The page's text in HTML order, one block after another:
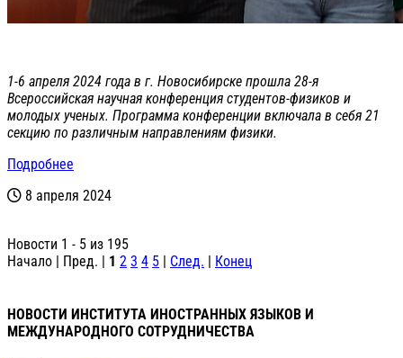
1-6 апреля 2024 года в г. Новосибирске прошла 28-я
Всероссийская научная конференция студентов-физиков и
молодых ученых. Программа конференции включала в себя 21
секцию по различным направлениям физики.
Подробнее
8 апреля 2024
Новости 1 - 5 из 195
Начало | Пред. | 1 2 3 4 5 | След. | Конец
НОВОСТИ ИНСТИТУТА ИНОСТРАННЫХ ЯЗЫКОВ И
МЕЖДУНАРОДНОГО СОТРУДНИЧЕСТВА